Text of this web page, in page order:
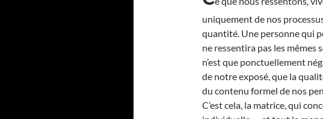
uniquement de nos
quantité. Une personne qui
ne ressentira pas les
n’est que ponctuellement
de notre exposé, que la
du contenu formel de nos
C’est cela, la matrice, qui